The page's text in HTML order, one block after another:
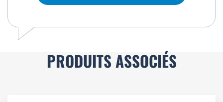
PRODUITS ASSOCIÉS